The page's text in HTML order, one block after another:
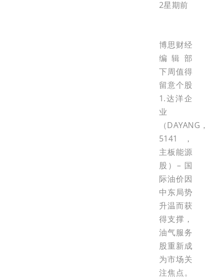
2星期前
博思财经
编辑部
下周值得
留意个股
1.达洋企
业
（DAYANG，
5141，
主板能源
股）– 国
际油价因
中东局势
升温而获
得支撑，
油气服务
股重新成
为市场关
注焦点。